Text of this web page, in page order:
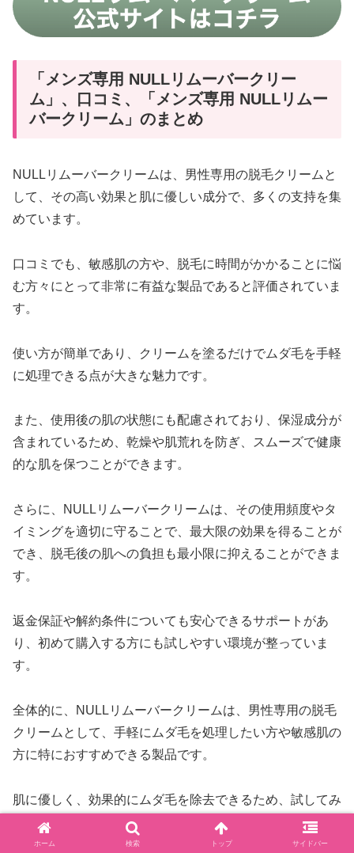
「メンズ専用 NULLリムーバークリー
ム」、口コミ、「メンズ専用 NULLリムー
バークリーム」のまとめ
NULLリムーバークリームは、男性専用の脱毛クリームと
して、その高い効果と肌に優しい成分で、多くの支持を集
めています。
口コミでも、敏感肌の方や、脱毛に時間がかかることに悩
む方々にとって非常に有益な製品であると評価されていま
す。
使い方が簡単であり、クリームを塗るだけでムダ毛を手軽
に処理できる点が大きな魅力です。
また、使用後の肌の状態にも配慮されており、保湿成分が
含まれているため、乾燥や肌荒れを防ぎ、スムーズで健康
的な肌を保つことができます。
さらに、NULLリムーバークリームは、その使用頻度やタ
イミングを適切に守ることで、最大限の効果を得ることが
でき、脱毛後の肌への負担も最小限に抑えることができま
す。
返金保証や解約条件についても安心できるサポートがあ
り、初めて購入する方にも試しやすい環境が整っていま
す。
全体的に、NULLリムーバークリームは、男性専用の脱毛
クリームとして、手軽にムダ毛を処理したい方や敏感肌の
方に特におすすめできる製品です。
肌に優しく、効果的にムダ毛を除去できるため、試してみ
る価値は十分にあります。
ホーム 検索 トップ サイドバー